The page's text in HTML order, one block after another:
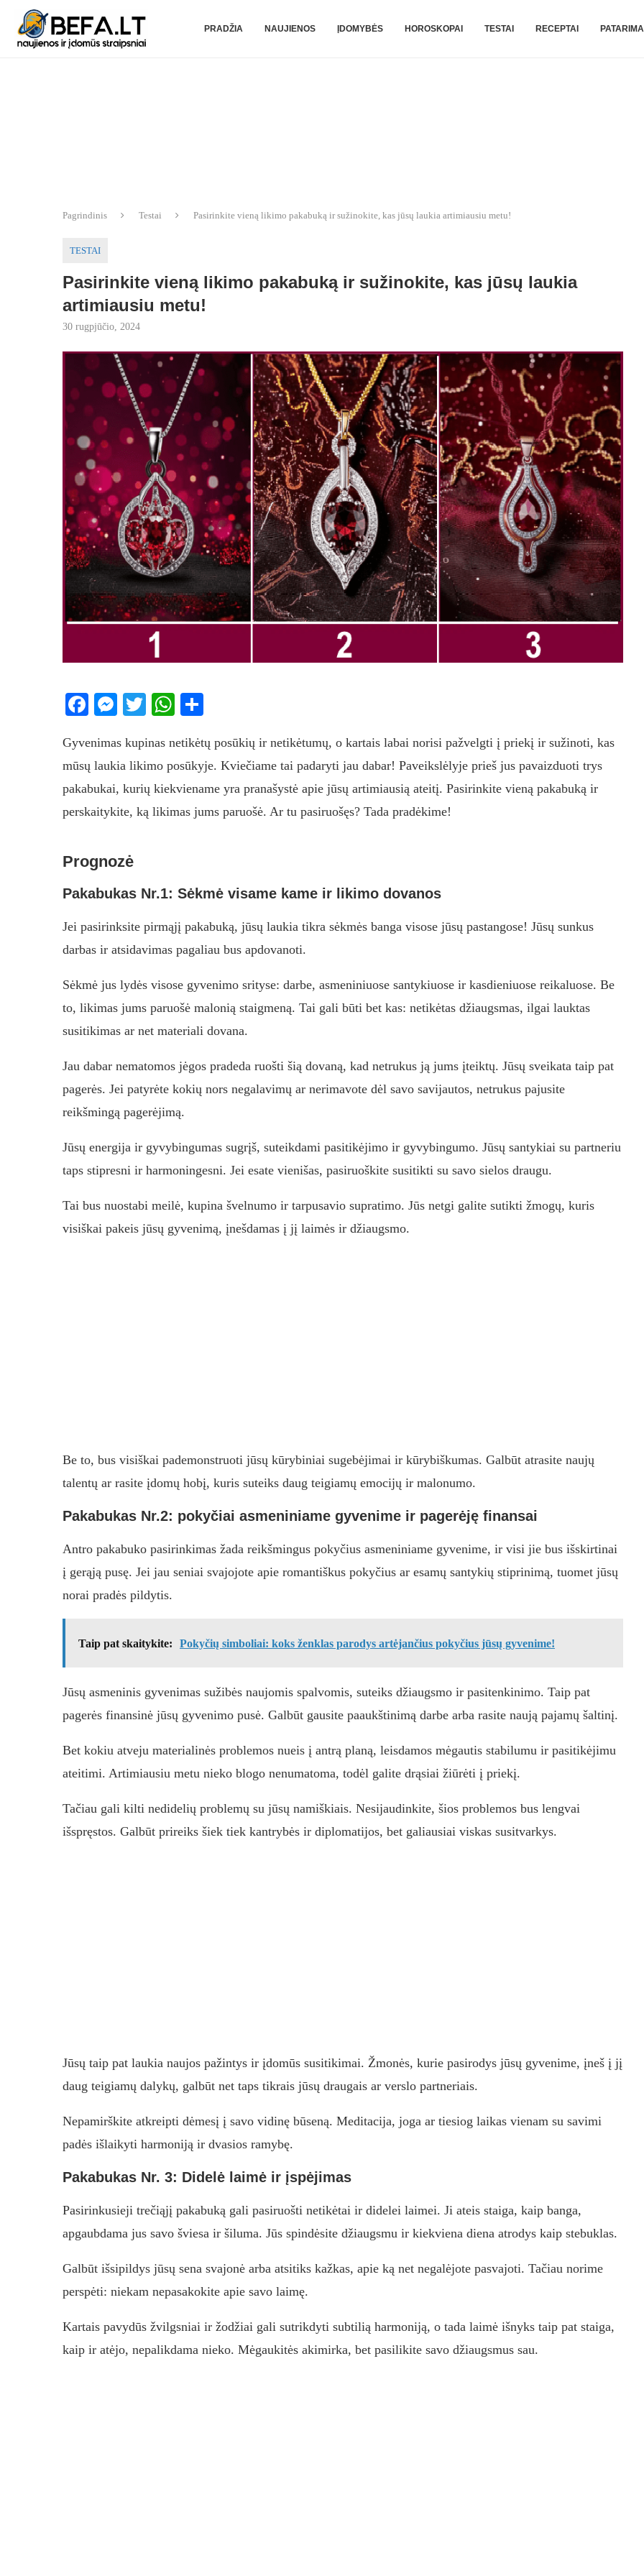
PRADŽIA NAUJIENOS ĮDOMYBĖS HOROSKOPAI TESTAI RECEPTAI PATARIMAI
Pagrindinis Testai Pasirinkite vieną likimo pakabuką ir sužinokite, kas jūsų laukia artimiausiu metu!
TESTAI
Pasirinkite vieną likimo pakabuką ir sužinokite, kas jūsų laukia
artimiausiu metu!
30 rugpjūčio, 2024
Facebook
Messenger
TwitterWhatsApp
Gyvenimas kupinas netikėtų posūkių ir netikėtumų, o kartais labai norisi pažvelgti į priekį ir sužinoti, kas
mūsų laukia likimo posūkyje. Kviečiame tai padaryti jau dabar! Paveikslėlyje prieš jus pavaizduoti trys
pakabukai, kurių kiekviename yra pranašystė apie jūsų artimiausią ateitį. Pasirinkite vieną pakabuką ir
perskaitykite, ką likimas jums paruošė. Ar tu pasiruošęs? Tada pradėkime!
Prognozė
Pakabukas Nr.1: Sėkmė visame kame ir likimo dovanos
Jei pasirinksite pirmąjį pakabuką, jūsų laukia tikra sėkmės banga visose jūsų pastangose! Jūsų sunkus
darbas ir atsidavimas pagaliau bus apdovanoti.
Sėkmė jus lydės visose gyvenimo srityse: darbe, asmeniniuose santykiuose ir kasdieniuose reikaluose. Be
to, likimas jums paruošė malonią staigmeną. Tai gali būti bet kas: netikėtas džiaugsmas, ilgai lauktas
susitikimas ar net materiali dovana.
Jau dabar nematomos jėgos pradeda ruošti šią dovaną, kad netrukus ją jums įteiktų. Jūsų sveikata taip pat
pagerės. Jei patyrėte kokių nors negalavimų ar nerimavote dėl savo savijautos, netrukus pajusite
reikšmingą pagerėjimą.
Jūsų energija ir gyvybingumas sugrįš, suteikdami pasitikėjimo ir gyvybingumo. Jūsų santykiai su partneriu
taps stipresni ir harmoningesni. Jei esate vienišas, pasiruoškite susitikti su savo sielos draugu.
Tai bus nuostabi meilė, kupina švelnumo ir tarpusavio supratimo. Jūs netgi galite sutikti žmogų, kuris
visiškai pakeis jūsų gyvenimą, įnešdamas į jį laimės ir džiaugsmo.
Be to, bus visiškai pademonstruoti jūsų kūrybiniai sugebėjimai ir kūrybiškumas. Galbūt atrasite naujų
talentų ar rasite įdomų hobį, kuris suteiks daug teigiamų emocijų ir malonumo.
Pakabukas Nr.2: pokyčiai asmeniniame gyvenime ir pagerėję finansai
Antro pakabuko pasirinkimas žada reikšmingus pokyčius asmeniniame gyvenime, ir visi jie bus išskirtinai
į gerąją pusę. Jei jau seniai svajojote apie romantiškus pokyčius ar esamų santykių stiprinimą, tuomet jūsų
norai pradės pildytis.
Taip pat skaitykite: Pokyčių simboliai: koks ženklas parodys artėjančius pokyčius jūsų gyvenime!
Jūsų asmeninis gyvenimas sužibės naujomis spalvomis, suteiks džiaugsmo ir pasitenkinimo. Taip pat
pagerės finansinė jūsų gyvenimo pusė. Galbūt gausite paaukštinimą darbe arba rasite naują pajamų šaltinį.
Bet kokiu atveju materialinės problemos nueis į antrą planą, leisdamos mėgautis stabilumu ir pasitikėjimu
ateitimi. Artimiausiu metu nieko blogo nenumatoma, todėl galite drąsiai žiūrėti į priekį.
Tačiau gali kilti nedidelių problemų su jūsų namiškiais. Nesijaudinkite, šios problemos bus lengvai
išspręstos. Galbūt prireiks šiek tiek kantrybės ir diplomatijos, bet galiausiai viskas susitvarkys.
Jūsų taip pat laukia naujos pažintys ir įdomūs susitikimai. Žmonės, kurie pasirodys jūsų gyvenime, įneš į jį
daug teigiamų dalykų, galbūt net taps tikrais jūsų draugais ar verslo partneriais.
Nepamirškite atkreipti dėmesį į savo vidinę būseną. Meditacija, joga ar tiesiog laikas vienam su savimi
padės išlaikyti harmoniją ir dvasios ramybę.
Pakabukas Nr. 3: Didelė laimė ir įspėjimas
Pasirinkusieji trečiąjį pakabuką gali pasiruošti netikėtai ir didelei laimei. Ji ateis staiga, kaip banga,
apgaubdama jus savo šviesa ir šiluma. Jūs spindėsite džiaugsmu ir kiekviena diena atrodys kaip stebuklas.
Galbūt išsipildys jūsų sena svajonė arba atsitiks kažkas, apie ką net negalėjote pasvajoti. Tačiau norime
perspėti: niekam nepasakokite apie savo laimę.
Kartais pavydūs žvilgsniai ir žodžiai gali sutrikdyti subtilią harmoniją, o tada laimė išnyks taip pat staiga,
kaip ir atėjo, nepalikdama nieko. Mėgaukitės akimirka, bet pasilikite savo džiaugsmus sau.